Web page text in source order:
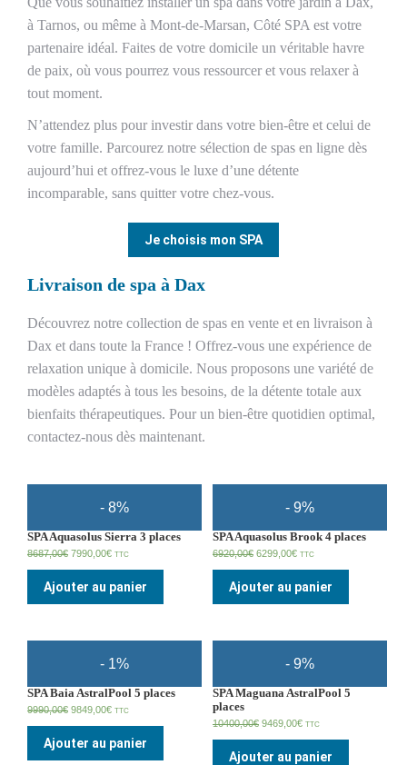
à Tarnos, ou même à Mont-de-Marsan, Côté SPA est votre
partenaire idéal. Faites de votre domicile un véritable havre
de paix, où vous pourrez vous ressourcer et vous relaxer à
tout moment.
N’attendez plus pour investir dans votre bien-être et celui de
votre famille. Parcourez notre sélection de spas en ligne dès
aujourd’hui et offrez-vous le luxe d’une détente
incomparable, sans quitter votre chez-vous.
Je choisis mon SPA
Livraison de spa à Dax
Découvrez notre collection de spas en vente et en livraison à
Dax et dans toute la France ! Offrez-vous une expérience de
relaxation unique à domicile. Nous proposons une variété de
modèles adaptés à tous les besoins, de la détente totale aux
bienfaits thérapeutiques. Pour un bien-être quotidien optimal,
contactez-nous dès maintenant.
- 8%
SPA Aquasolus Sierra 3 places
8687,00€ 7990,00€ TTC
Ajouter au panier
- 9%
SPA Aquasolus Brook 4 places
6920,00€ 6299,00€ TTC
Ajouter au panier
- 1%
SPA Baia AstralPool 5 places
9990,00€ 9849,00€ TTC
Ajouter au panier
- 9%
SPA Maguana AstralPool 5
places
10400,00€ 9469,00€ TTC
Ajouter au panier